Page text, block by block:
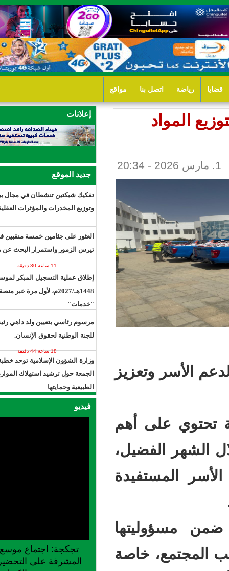
بنا مواقع
أهم
خاصة
إعلانات
تفكيك شبكتين تنشطان في مجال بيع
وتوزيع المخدرات والمؤثرات العقلية.
11 ساعة 23 دقيقة
العثور على جثامين خمسة منقبين في
تيرس الزمور واستمرار البحث عن مفقود
إطلاق عملية التسجيل المبكر لموسم حج
1448هـ/2027م، لأول مرة عبر منصة
"خدمات"
مرسوم رئاسي بتعيين ولد داهي رئيسًا
للجنة الوطنية لحقوق الإنسان.
وزارة الشؤون الإسلامية توحد خطبة
الجمعة حول ترشيد استهلاك الموارد
21 ساعة 39 دقيقة
تجكجة: اجتماع موسع للجنة الجهوية
المشرفة على التحضير لإطلاق موسم